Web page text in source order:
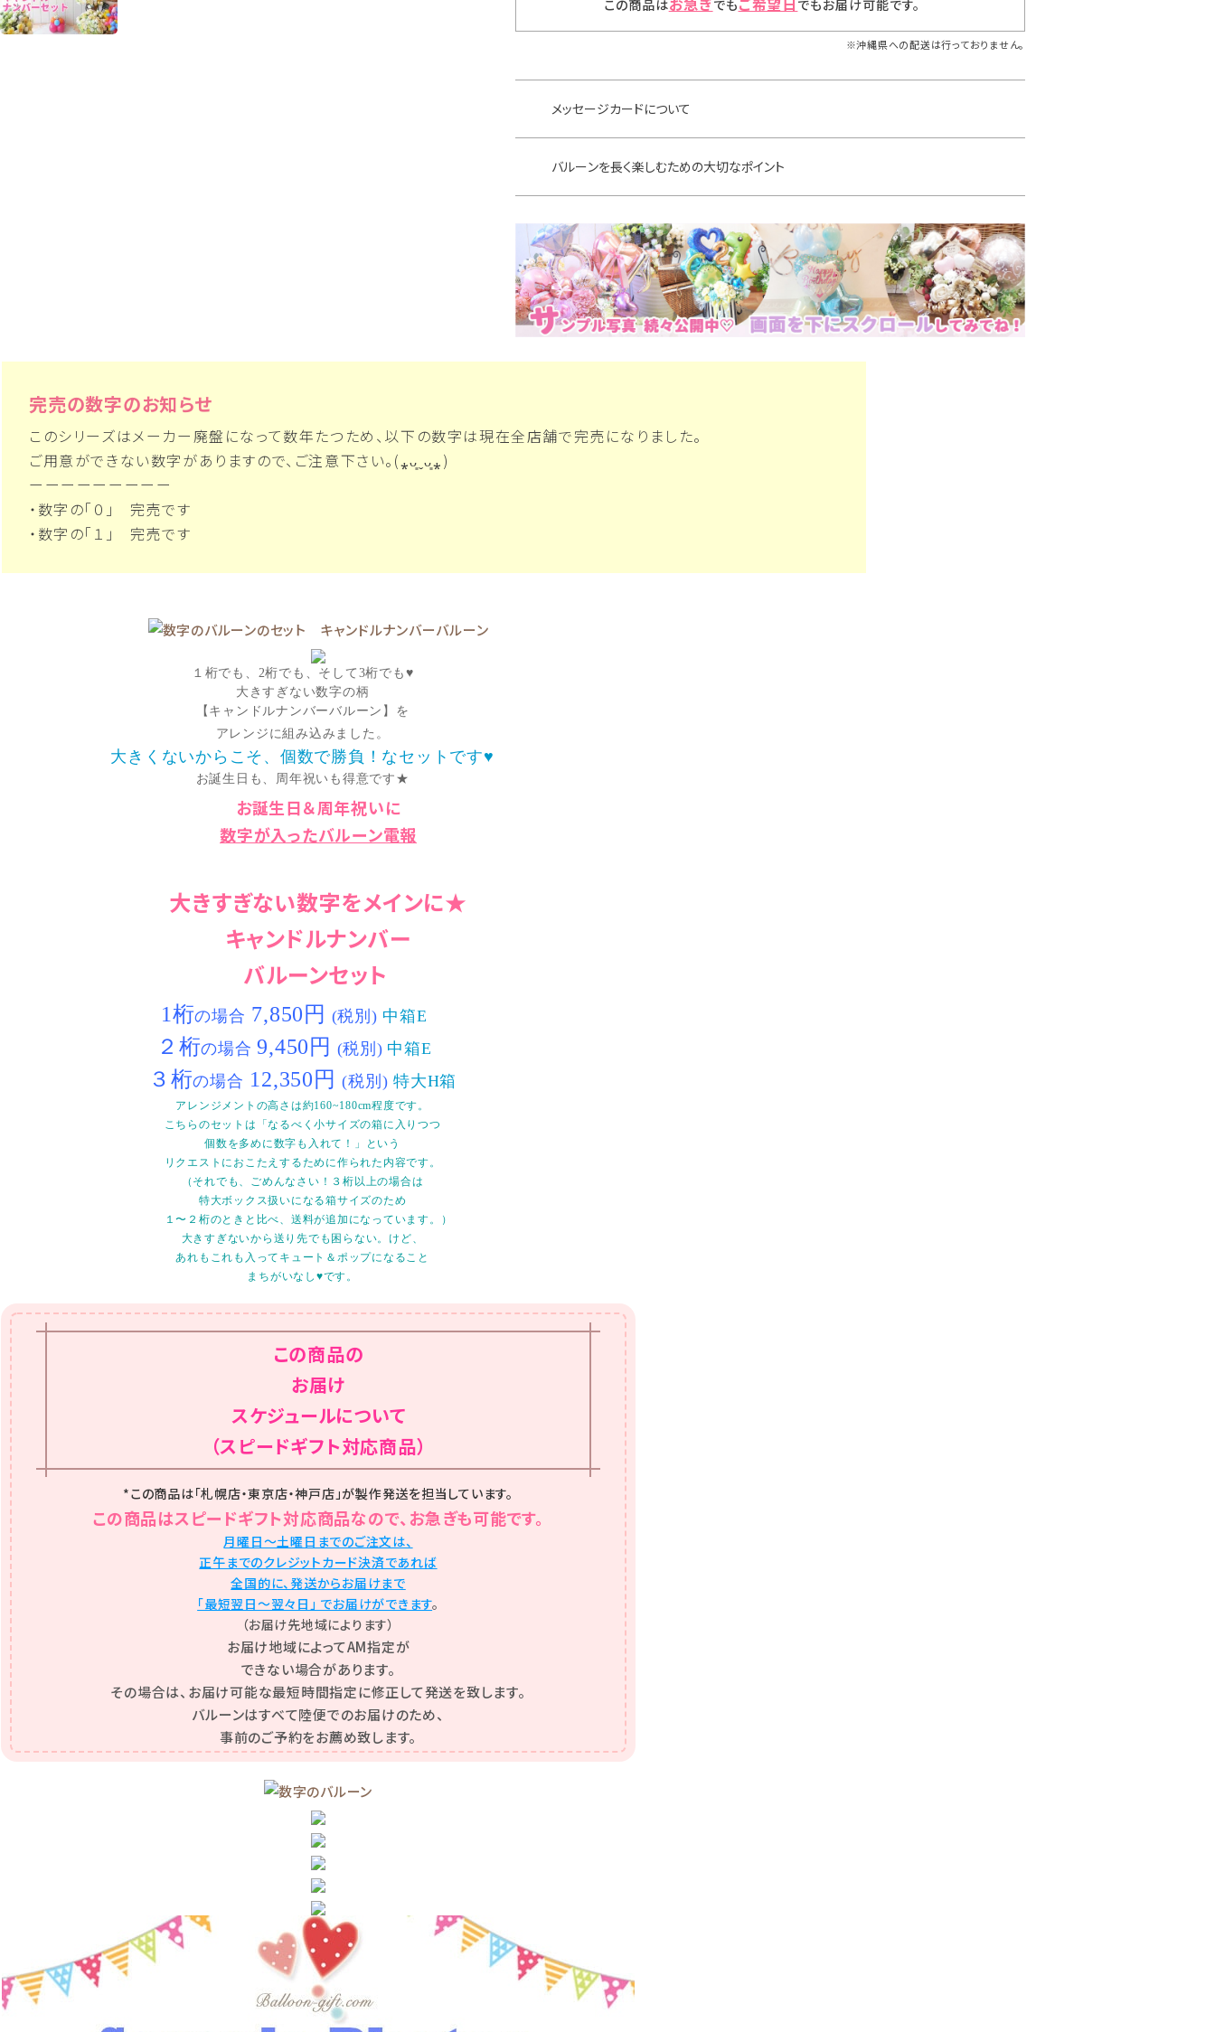
この商品は でも でもお届け可能です。
※沖縄県への配送は行っておりません。
メッセージカードについて
バルーンを長く楽しむための大切なポイント
完売の数字のお知らせ
このシリーズはメーカー廃盤になって数年たつため、以下の数字は現在全店舗で完売になりました。
ご用意ができない数字がありますので、ご注意下さい。(⁎ᴗ͈ˬᴗ͈⁎)
ーーーーーーーーー
・数字の「０」 完売です
・数字の「１」 完売です
１桁でも、2桁でも、そして3桁でも♥
大きすぎない数字の柄
【キャンドルナンバーバルーン 】 を
アレンジに組み込みました。
大きくないからこそ、個数で勝負！なセットです♥
お誕生日も、周年祝いも得意です★
お誕生日＆周年祝いに
数字が入ったバルーン電報
大きすぎない数字をメインに★
キャンドルナンバー
バルーンセット
1桁の場合 7,850円 (税別) 中箱E
２桁の場合9,450円 (税別) 中箱E
３桁の場合 12,350円(税別) 特大H箱
アレンジメントの高さは約160~180cm程度です。
こちらのセットは「なるべく小サイズの箱に入りつつ
個数を多めに数字も入れて！」という
リクエストにおこたえするために作られた内容です。
（それでも、ごめんなさい！３桁以上の場合は
特大ボックス扱いになる箱サイズのため
１〜２桁のときと比べ、送料が追加になっています。）
大きすぎないから送り先でも困らない。けど、
あれもこれも入ってキュート＆ポップになること
まちがいなし♥です。
この商品の
お届け
スケジュールについて
（スピードギフト対応商品）
*この商品は「札幌店・東京店・神戸店」が製作発送を担当しています。
この商品はスピードギフト対応商品なので、お急ぎも可能です。
月曜日〜土曜日までのご注文は、
正午までのクレジットカード決済であれば
全国的に、発送からお届けまで
「最短翌日〜翌々日」 でお届けができます。
（お届け先地域によります）
お届け地域によってAM指定が
できない場合があります。
その場合は、お届け可能な最短時間指定に修正して発送を致します。
バルーンはすべて陸便でのお届けのため、
事前のご予約をお薦め致します。